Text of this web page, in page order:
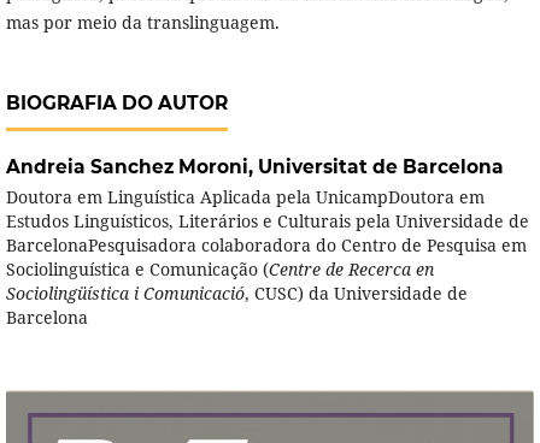
mas por meio da translinguagem.
BIOGRAFIA DO AUTOR
Andreia Sanchez Moroni, Universitat de Barcelona
Doutora em Linguística Aplicada pela UnicampDoutora em
Estudos Linguísticos, Literários e Culturais pela Universidade de
BarcelonaPesquisadora colaboradora do Centro de Pesquisa em
Sociolinguística e Comunicação (Centre de Recerca en
Sociolingüística i Comunicació, CUSC) da Universidade de
Barcelona